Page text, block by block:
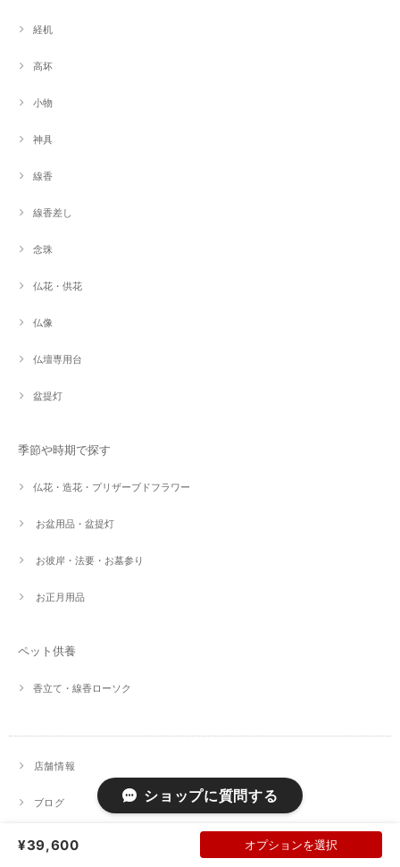
経机
高坏
小物
神具
線香
線香差し
念珠
仏花・供花
仏像
仏壇専用台
盆提灯
季節や時期で探す
仏花・造花・プリザーブドフラワー
お盆用品・盆提灯
お彼岸・法要・お墓参り
お正月用品
ペット供養
香立て・線香ローソク
店舗情報
ブログ
お問い合わせ
¥39,600 オプションを選択
ショップに質問する